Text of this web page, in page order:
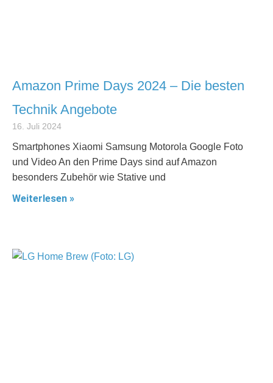
Amazon Prime Days 2024 – Die besten
Technik Angebote
16. Juli 2024
Smartphones Xiaomi Samsung Motorola Google Foto
und Video An den Prime Days sind auf Amazon
besonders Zubehör wie Stative und
Weiterlesen »